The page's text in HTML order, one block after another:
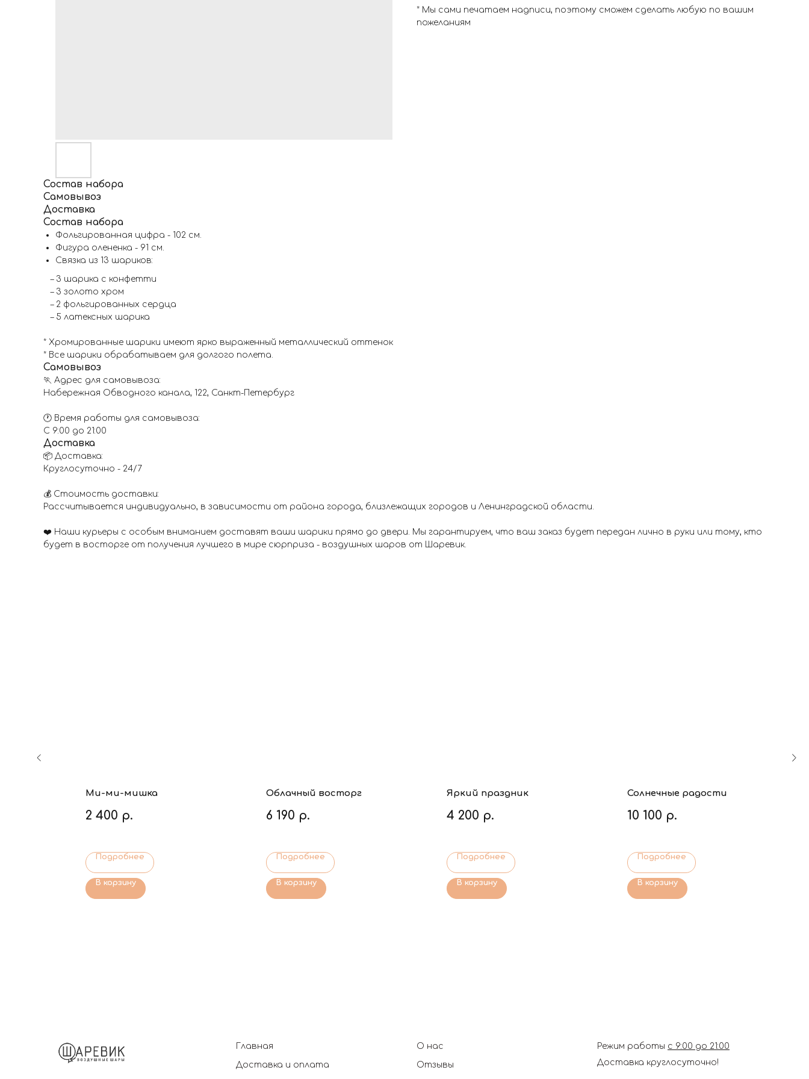
* Мы сами печатаем надписи, поэтому сможем сделать любую по вашим
пожеланиям
Состав набора
Самовывоз
Доставка
Состав набора
Фольгированная цифра - 102 см.
Фигура олененка - 91 см.
Связка из 13 шариков:
– 3 шарика с конфетти
– 3 золото хром
– 2 фольгированных сердца
– 5 латексных шарика
* Хромированные шарики имеют ярко выраженный металлический оттенок
* Все шарики обрабатываем для долгого полета.
Самовывоз
🏃 Адрес для самовывоза:
Набережная Обводного канала, 122, Санкт-Петербург
🕐 Время работы для самовывоза:
С 9:00 до 21:00
Доставка
📦 Доставка:
Круглосуточно - 24/7
💰 Стоимость доставки:
Рассчитывается индивидуально, в зависимости от района города, близлежащих городов и Ленинградской области.
❤️ Наши курьеры с особым вниманием доставят ваши шарики прямо до двери. Мы гарантируем, что ваш заказ будет передан лично в руки или тому, кто
будет в восторге от получения лучшего в мире сюрприза - воздушных шаров от Шаревик.
Ми-ми-мишка
2 400 р.
Подробнее
В корзину
Облачный восторг
6 190 р.
Подробнее
В корзину
Яркий праздник
4 200 р.
Подробнее
В корзину
Солнечные радости
10 100 р.
Подробнее
В корзину
Главная
Доставка и оплата
О нас
Отзывы
Режим работы с 9:00 до 21:00
Доставка круглосуточно!